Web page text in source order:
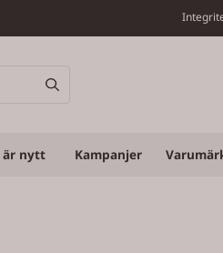
är nytt Kampanjer